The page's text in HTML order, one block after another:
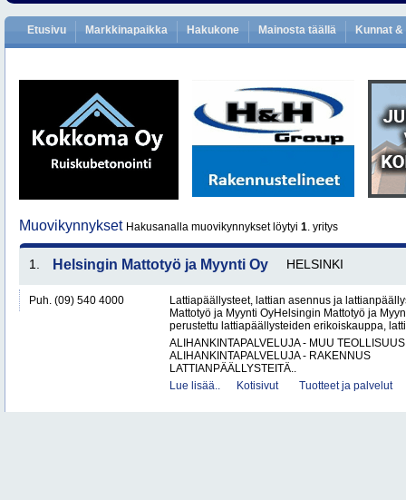
Etusivu Markkinapaikka Hakukone Mainosta täällä Kunnat
Muovikynnykset Hakusanalla muovikynnykset löytyi 1. yritys
1. Helsingin Mattotyö ja Myynti Oy HELSINKI
Puh. (09) 540 4000
Lattiapäällysteet, lattian asennus ja
Mattotyö ja Myynti OyHelsingin Mattotyö ja
perustettu lattiapäällysteiden erikoiskauppa,
ALIHANKINTAPALVELUJA - MUU TEOLLISUUS
ALIHANKINTAPALVELUJA - RAKENNUS
LATTIANPÄÄLLYSTEITÄ..
Lue lisää..
Kotisivut Tuotteet ja palvelut